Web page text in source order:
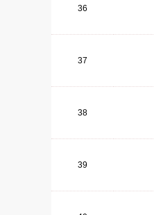
36
37
38
39